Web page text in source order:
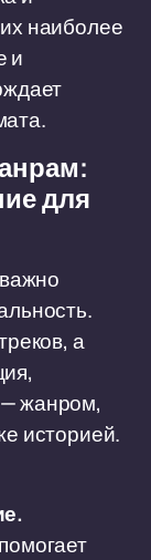
наиболее
и
для
а
жанром,
историей.